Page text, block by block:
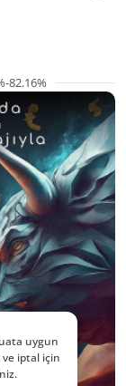
82.16%
uygun
ve iptal için